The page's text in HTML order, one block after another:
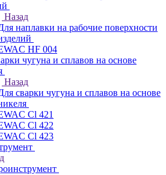
Назад
наплавки на рабочие поверхности
HF 004
чугуна и сплавов на основе
Назад
сварки чугуна и сплавов на основе
Cl 421
Cl 422
Cl 423